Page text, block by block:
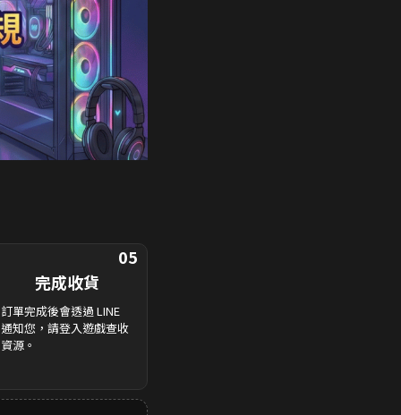
05
完成收貨
訂單完成後會透過 LINE
通知您，請登入遊戲查收
資源。